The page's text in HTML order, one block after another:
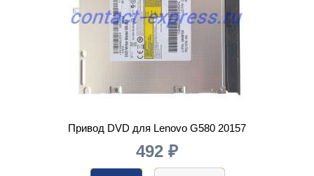
Привод DVD для Lenovo G580 20157
492 ₽